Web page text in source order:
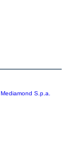
Mediamond S.p.a.